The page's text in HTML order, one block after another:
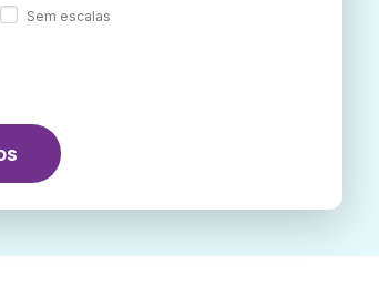
Sem escalas